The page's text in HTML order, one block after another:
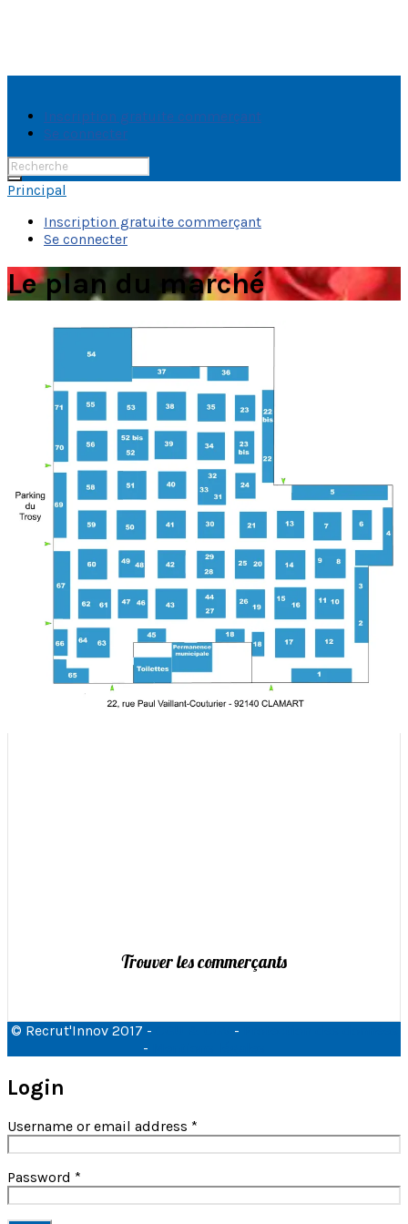
Inscription gratuite commerçant
Se connecter
Rechercher:
Principal
Inscription gratuite commerçant
Se connecter
Le plan du marché
Trouver les commerçants
© Recrut'Innov 2017 - -
-
Login
Username or email address *
Password *